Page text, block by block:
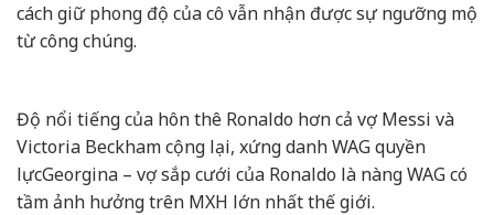
cách giữ phong độ của cô vẫn nhận được sự ngưỡng mộ
từ công chúng.
Độ nổi tiếng của hôn thê Ronaldo hơn cả vợ Messi và
Victoria Beckham cộng lại, xứng danh WAG quyền
lựcGeorgina – vợ sắp cưới của Ronaldo là nàng WAG có
tầm ảnh hưởng trên MXH lớn nhất thế giới.